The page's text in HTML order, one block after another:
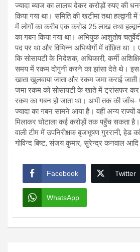
ज्यादा ब्याज का लालच देकर करोड़ों रुपए की
किया गया था। समिति की खटीमा तथा हल्द्वानी
में लोगों का करीब एक करोड़ 25 लाख तथा
का गबन किया गया था। अभियुक आशुतोष
पद पर था और विभिन्न अभियोगों में वांछित था
कि सोसायटी के निदेशक, अधिकारी, कर्मी
समय में रकम दोगुनी करने का झांसा देते थे। इस
खाता खुलवाया जाता और रकम जमा कराई
जमा रकम को सोसायटी के खाते में ट्रांसफर कर
रकम का गबन हो जाता था। अभी तक की
ज्यादा का गबन सामने आया है। वहीं अन्य
मिलाकर घोटाला कई करोड़ों तक पहुँच सकता
वाली टीम में उपनिरीक्षक बृजभूषण गुररानी, हेड
गोविन्द बिष्ट, संजय कुमार, सुरेन्द्र कनवाल
Facebook Twitter
WhatsApp